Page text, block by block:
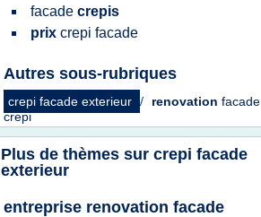
facade crepis
prix crepi facade
Autres sous-rubriques
crepi facade exterieur / renovation facade
crepi
Plus de thèmes sur crepi facade
exterieur
entreprise renovation facade